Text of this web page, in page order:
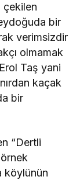
çekilen
bir
verimsizdir
olmamak
Taş yani
kaçak
bir
“Dertli
köylünün